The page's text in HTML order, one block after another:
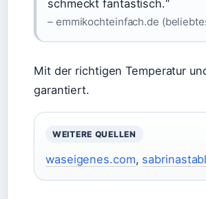
schmeckt fantastisch.“
– emmikochteinfach.de
Mit der richtigen Temperatur
garantiert.
WEITERE QUELLEN
waseigenes.com,